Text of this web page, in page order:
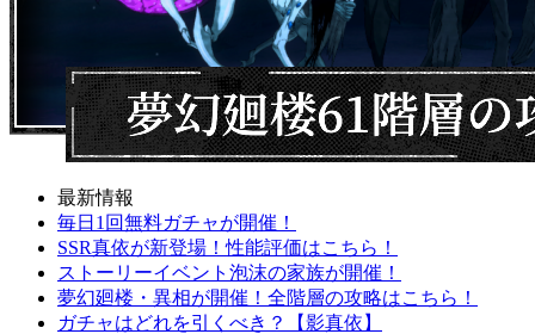
最新情報
毎日1回無料ガチャが開催！
SSR真依が新登場！性能評価はこちら！
ストーリーイベント泡沫の家族が開催！
夢幻廻楼・異相が開催！全階層の攻略はこちら！
ガチャはどれを引くべき？【影真依】